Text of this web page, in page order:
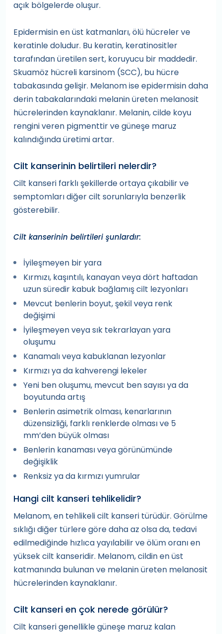
açık bölgelerde oluşur.
Epidermisin en üst katmanları, ölü hücreler ve
keratinle doludur. Bu keratin, keratinositler
tarafından üretilen sert, koruyucu bir maddedir.
Skuamöz hücreli karsinom (SCC), bu hücre
tabakasında gelişir. Melanom ise epidermisin daha
derin tabakalarındaki melanin üreten melanosit
hücrelerinden kaynaklanır. Melanin, cilde koyu
rengini veren pigmenttir ve güneşe maruz
kalındığında üretimi artar.
Cilt kanserinin belirtileri nelerdir?
Cilt kanseri farklı şekillerde ortaya çıkabilir ve
semptomları diğer cilt sorunlarıyla benzerlik
gösterebilir.
Cilt kanserinin belirtileri şunlardır:
İyileşmeyen bir yara
Kırmızı, kaşıntılı, kanayan veya dört haftadan
uzun süredir kabuk bağlamış cilt lezyonları
Mevcut benlerin boyut, şekil veya renk
değişimi
İyileşmeyen veya sık tekrarlayan yara
oluşumu
Kanamalı veya kabuklanan lezyonlar
Kırmızı ya da kahverengi lekeler
Yeni ben oluşumu, mevcut ben sayısı ya da
boyutunda artış
Benlerin asimetrik olması, kenarlarının
düzensizliği, farklı renklerde olması ve 5
mm’den büyük olması
Benlerin kanaması veya görünümünde
değişiklik
Renksiz ya da kırmızı yumrular
Hangi cilt kanseri tehlikelidir?
Melanom, en tehlikeli cilt kanseri türüdür. Görülme
sıklığı diğer türlere göre daha az olsa da, tedavi
edilmediğinde hızlıca yayılabilir ve ölüm oranı en
yüksek cilt kanseridir. Melanom, cildin en üst
katmanında bulunan ve melanin üreten melanosit
hücrelerinden kaynaklanır.
Cilt kanseri en çok nerede görülür?
Cilt kanseri genellikle güneşe maruz kalan